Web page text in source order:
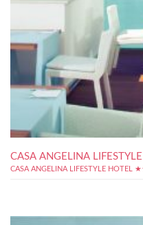
CASA ANGELINA
CASA ANGELINA LIFESTYLE